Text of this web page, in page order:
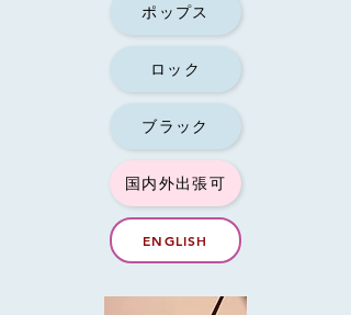
ポップス
ロック
ブラック
国内外出張可
ENGLISH